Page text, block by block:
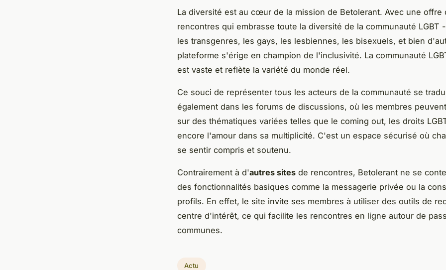
La diversité est au cœur de la mission de Betolerant. Avec une offre
rencontres qui embrasse toute la diversité de la communauté LGBT
les transgenres, les gays, les lesbiennes, les bisexuels, et bien
plateforme s'érige en champion de l'inclusivité. La communauté
est vaste et reflète la variété du monde réel.
Ce souci de représenter tous les acteurs de la communauté se
également dans les forums de discussions, où les membres
sur des thématiques variées telles que le coming out, les droits
encore l'amour dans sa multiplicité. C'est un espace sécurisé où
se sentir compris et soutenu.
Contrairement à d'autres sites de rencontres, Betolerant ne se
des fonctionnalités basiques comme la messagerie privée ou la
profils. En effet, le site invite ses membres à utiliser des outils de
centre d'intérêt, ce qui facilite les rencontres en ligne autour de
communes.
Actu